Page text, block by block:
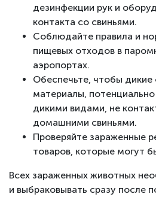
дезинфекции рук и
контакта со свиньями.
Соблюдайте правила и
пищевых отходов в
аэропортах.
Обеспечьте, чтобы дикие
материалы,
дикими видами, не
домашними свиньями.
Проверяйте зараженные
товаров, которые могут
Всех зараженных животных
и выбраковывать сразу после